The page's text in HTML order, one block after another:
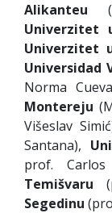
Alikanteu
Univerzitet
Univerzitet
Universidad
Norma
Montereju
Višeslav
Santana),
prof.
Temišvaru
Segedinu